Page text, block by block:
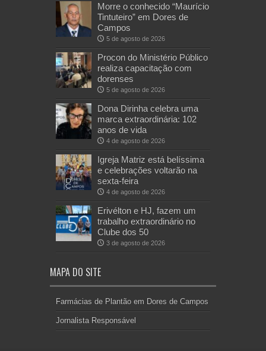
Morre o conhecido “Maurício
Tintuteiro” em Dores de
Campos
5 de agosto de 2026
Procon do Ministério Público
realiza capacitação com
dorenses
5 de agosto de 2026
Dona Dirinha celebra uma
marca extraordinária: 102
anos de vida
4 de agosto de 2026
Igreja Matriz está belíssima
e celebrações voltarão na
sexta-feira
4 de agosto de 2026
Erivélton e HJ, fazem um
trabalho extraordinário no
Clube dos 50
3 de agosto de 2026
MAPA DO SITE
Farmácias de Plantão em Dores de Campos
Jornalista Responsável